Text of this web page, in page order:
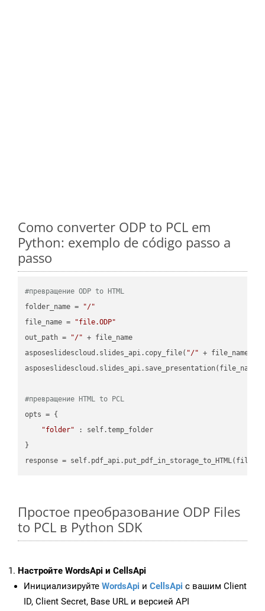
Como converter ODP to PCL em
Python: exemplo de código passo a
passo
#превращение ODP to HTML
folder_name =
"/"
file_name =
"file.ODP"
out_path =
"/" + file_name
asposeslidescloud.slides_api.copy_file( "/" + file_name,
#превращение HTML to PCL
opts = {
"folder" : self.temp_folder
}
Простое преобразование ODP Files
to PCL в Python SDK
Настройте WordsApi и CellsApi
Инициализируйте WordsApi и CellsApi с вашим Client
ID, Client Secret, Base URL и версией API